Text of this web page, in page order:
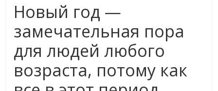
Новый год —
замечательная пора
для людей любого
возраста, потому как